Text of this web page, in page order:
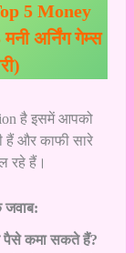
5 Money
अर्निंग गेम्स
है इसमें आपको
हैं और काफी सारे
रहे हैं।
जवाब:
पैसे कमा सकते हैं?